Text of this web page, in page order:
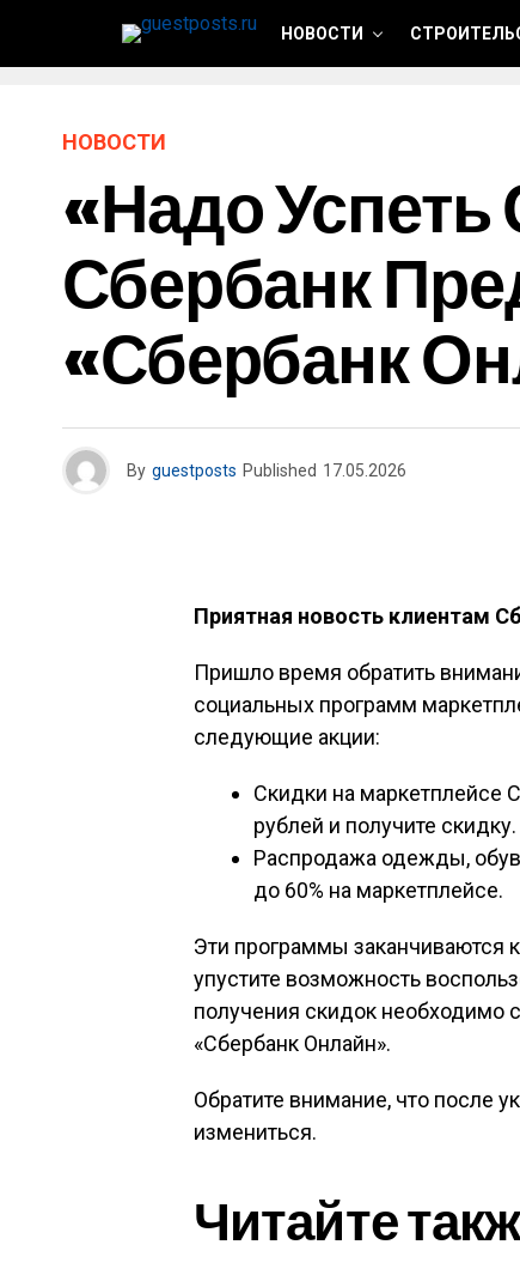
НОВОСТИ
НОВОСТИ
«Надо
Сбербанк
«Сбербанк
By guestposts Published 17.05.2026
Приятная новость клиентам
Пришло время обратить
социальных программ
следующие акции:
Скидки на маркетплейсе
рублей и получите скидку.
Распродажа одежды,
до 60% на маркетплейсе.
Эти программы заканчиваются
упустите возможность
получения скидок необходимо
«Сбербанк Онлайн».
Обратите внимание, что после
измениться.
Читайте